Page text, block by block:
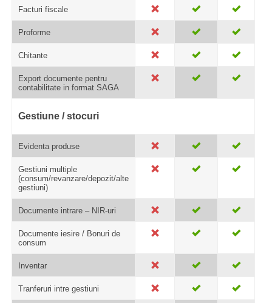
Facturi fiscale
Proforme
Chitante
Export documente pentru
contabilitate in format SAGA
Gestiune / stocuri
Evidenta produse
Gestiuni multiple
(consum/revanzare/depozit/alte
gestiuni)
Documente intrare – NIR-uri
Documente iesire / Bonuri de
consum
Inventar
Tranferuri intre gestiuni